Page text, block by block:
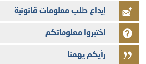
إيداع طلب معلومات قانونية
اختبروا معلوماتكم
رأيكم يهمنا